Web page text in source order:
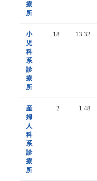
療
所
小
児
科
系
診
療
所
18 13.32
産
婦
人
科
系
診
療
所
2 1.48